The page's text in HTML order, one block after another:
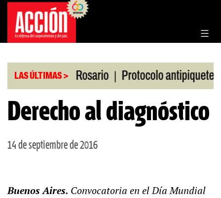
Saltar
contenido
LAS ÚLTIMAS >
la Bolsa de Rosario | Protocolo antipiquetes |
Derecho al diagnóstico
14 de septiembre de 2016
Buenos Aires. Convocatoria en el Día Mundial